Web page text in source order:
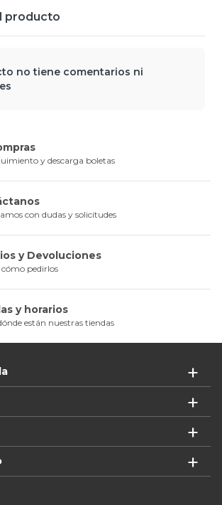
producto
no tiene comentarios ni
y descarga boletas
con dudas y solicitudes
y Devoluciones
cómo pedirlos
y horarios
están nuestras tiendas